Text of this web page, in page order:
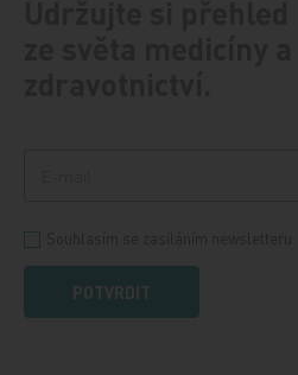
POTVRDIT